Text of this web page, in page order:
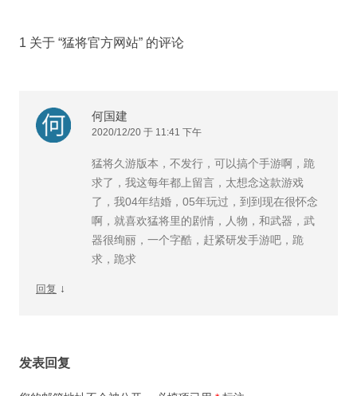
1 关于 “猛将官方网站” 的评论
何国建
2020/12/20 于 11:41 下午
猛将久游版本，不发行，可以搞个手游啊，跪
求了，我这每年都上留言，太想念这款游戏
了，我04年结婚，05年玩过，到到现在很怀念
啊，就喜欢猛将里的剧情，人物，和武器，武
器很绚丽，一个字酷，赶紧研发手游吧，跪
求，跪求
回复 ↓
发表回复